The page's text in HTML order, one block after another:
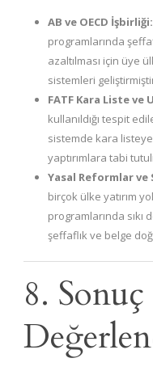
AB ve OECD İşbirliği:
programlarında
azaltılması için üye
sistemleri
FATF Kara Liste ve
kullanıldığı tespit
sistemde kara
yaptırımlara tabi
Yasal Reformlar ve
birçok ülke yatırım
programlarında
şeffaflık ve belge
8.